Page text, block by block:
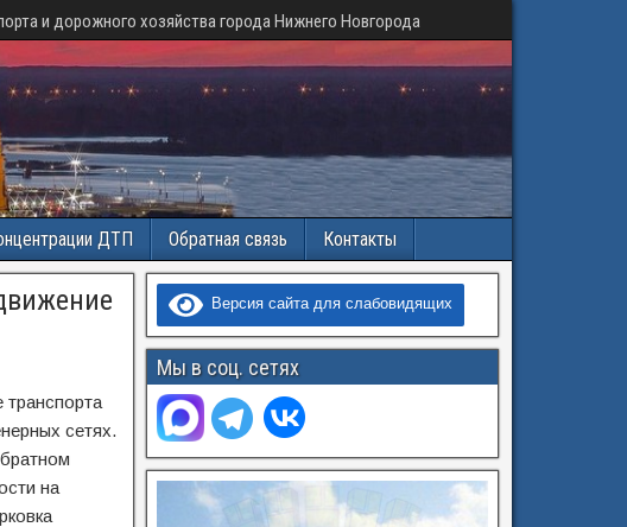
и дорожного хозяйства города Нижнего Новгорода
ДТП Обратная связь Контакты
сетях.
на
Версия сайта для слабовидящих
Мы в соц. сетях